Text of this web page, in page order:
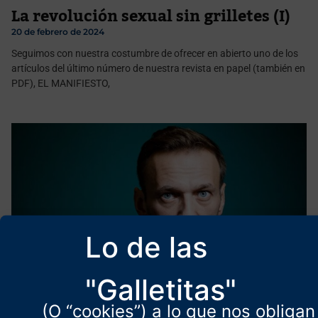
Lo de las
"Galletitas"
(O “cookies”) a lo que nos obligan
La revolución sexual sin grilletes (I)
20 de febrero de 2024
Seguimos con nuestra costumbre de ofrecer en abierto uno de los
artículos del último número de nuestra revista en papel (también en
PDF), EL MANIFIESTO,